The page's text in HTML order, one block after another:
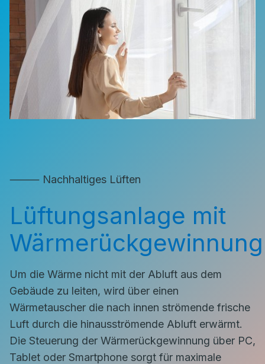
⸻ Nachhaltiges Lüften
Lüftungsanlage mit
Wärmerückgewinnung
Um die Wärme nicht mit der Abluft aus dem
Gebäude zu leiten, wird über einen
Wärmetauscher die nach innen strömende frische
Luft durch die hinausströmende Abluft erwärmt.
Die Steuerung der Wärmerückgewinnung über PC,
Tablet oder Smartphone sorgt für maximale